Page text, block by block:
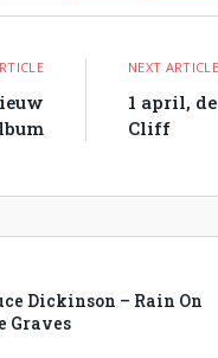
NEXT ARTICLE
1 april,
Cliff
Dickinson – Rain On
Graves